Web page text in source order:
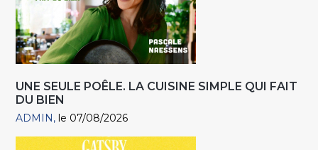
UNE SEULE POÊLE. LA CUISINE SIMPLE QUI FAIT
DU BIEN
ADMIN le 07/08/2026